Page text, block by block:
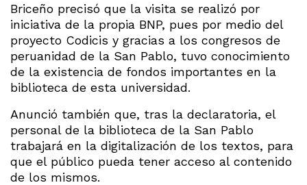
Briceño precisó que la visita se realizó por
iniciativa de la propia BNP, pues por medio del
proyecto Codicis y gracias a los congresos de
peruanidad de la San Pablo, tuvo conocimiento
de la existencia de fondos importantes en la
biblioteca de esta universidad.
Anunció también que, tras la declaratoria, el
personal de la biblioteca de la San Pablo
trabajará en la digitalización de los textos, para
que el público pueda tener acceso al contenido
de los mismos.